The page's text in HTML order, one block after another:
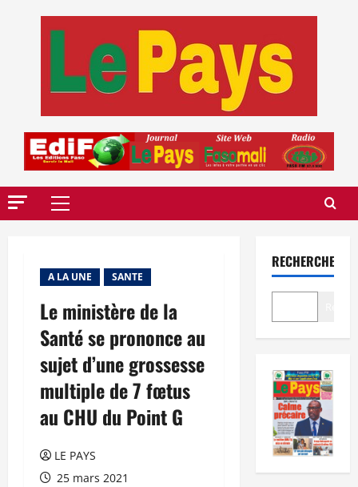
Menu
A LA UNE SANTE
Le ministère de la
Santé se prononce au
sujet d’une grossesse
multiple de 7 fœtus
au CHU du Point G
LE PAYS
25 mars 2021
RECHERCHER